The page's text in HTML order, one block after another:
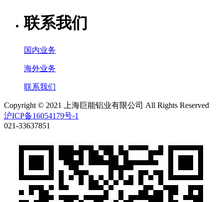
联系我们
国内业务
海外业务
联系我们
Copyright © 2021 上海巨能铝业有限公司 All Rights Reserved
沪ICP备16054179号-1
021-33637851